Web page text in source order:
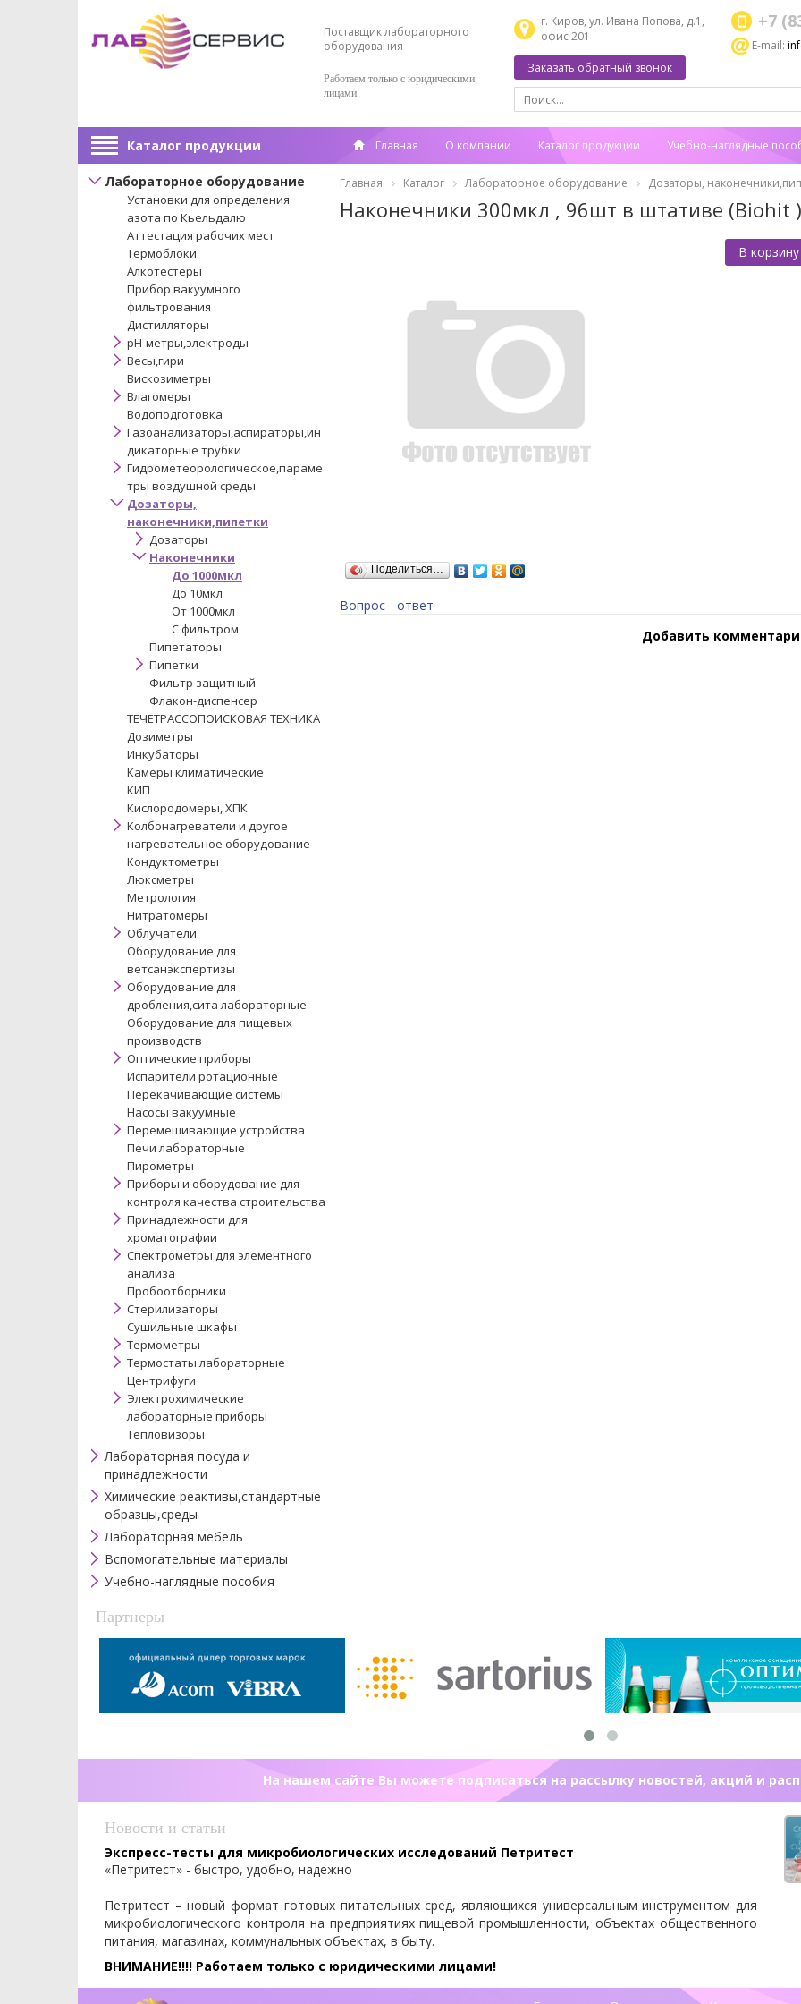
Поставщик лабораторного
оборудования
Работаем только с юридическими
лицами
г. Киров, ул. Ивана Попова, д.1,
офис 201
+7
E-mail:
Заказать обратный звонок
Каталог продукции Главная О компании Каталог продукции Учебно-наглядные
Лабораторное оборудование
Установки для определения
азота по Кьельдалю
Аттестация рабочих мест
Термоблоки
Алкотестеры
Прибор вакуумного
фильтрования
Дистилляторы
pH-метры,электроды
Весы,гири
Вискозиметры
Влагомеры
Водоподготовка
Газоанализаторы,аспираторы,ин
дикаторные трубки
Гидрометеорологическое,параме
тры воздушной среды
Дозаторы,
наконечники,пипетки
Дозаторы
Наконечники
До 1000мкл
До 10мкл
От 1000мкл
С фильтром
Пипетаторы
Пипетки
Фильтр защитный
Флакон-диспенсер
ТЕЧЕТРАССОПОИСКОВАЯ ТЕХНИКА
Дозиметры
Инкубаторы
Камеры климатические
КИП
Кислородомеры, ХПК
Колбонагреватели и другое
нагревательное оборудование
Кондуктометры
Люксметры
Метрология
Нитратомеры
Облучатели
Оборудование для
ветсанэкспертизы
Оборудование для
дробления,сита лабораторные
Оборудование для пищевых
производств
Оптические приборы
Испарители ротационные
Перекачивающие системы
Насосы вакуумные
Перемешивающие устройства
Печи лабораторные
Пирометры
Приборы и оборудование для
контроля качества строительства
Принадлежности для
хроматографии
Спектрометры для элементного
анализа
Пробоотборники
Стерилизаторы
Сушильные шкафы
Термометры
Термостаты лабораторные
Центрифуги
Электрохимические
лабораторные приборы
Тепловизоры
Лабораторная посуда и
принадлежности
Химические реактивы,стандартные
образцы,среды
Лабораторная мебель
Вспомогательные материалы
Учебно-наглядные пособия
Главная Каталог Лабораторное оборудование Дозаторы,
Наконечники 300мкл , 96шт в штативе (Biohit
Поделиться…
В корзину
Вопрос - ответ
Добавить
Партнеры
На нашем сайте Вы можете подписаться на рассылку новостей, акций и
Новости и статьи
Экспресс-тесты для микробиологических исследований Петритест
«Петритест» - быстро, удобно, надежно
Петритест – новый формат готовых питательных сред, являющихся универсальным инструментом для
микробиологического контроля на предприятиях пищевой промышленности, объектах общественного
питания, магазинах, коммунальных объектах, в быту.
ВНИМАНИЕ!!!! Работаем только с юридическими лицами!